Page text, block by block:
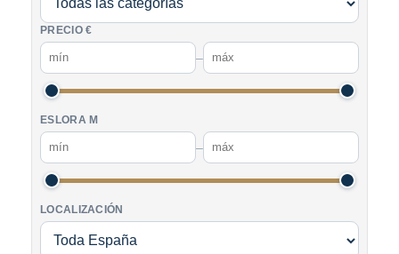
PRECIO €
–
ESLORA M
–
LOCALIZACIÓN